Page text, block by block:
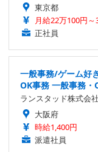
東京都
月給22万100円～
正社員
一般事務/ゲーム好
OK事務 一般事務・
ランスタッド株式会社
大阪府
時給1,400円
派遣社員